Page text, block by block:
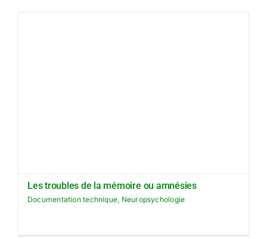
Les troubles de la mémoire ou amnésies
Documentation technique, Neuropsychologie